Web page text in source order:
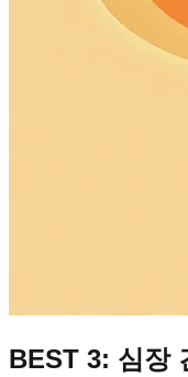
BEST 3: 심장